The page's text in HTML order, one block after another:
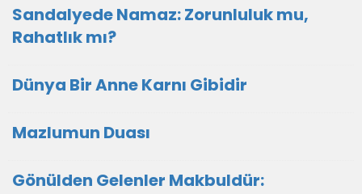
Sandalyede Namaz: Zorunluluk mu,
Rahatlık mı?
Dünya Bir Anne Karnı Gibidir
Mazlumun Duası
​Gönülden Gelenler Makbuldür: